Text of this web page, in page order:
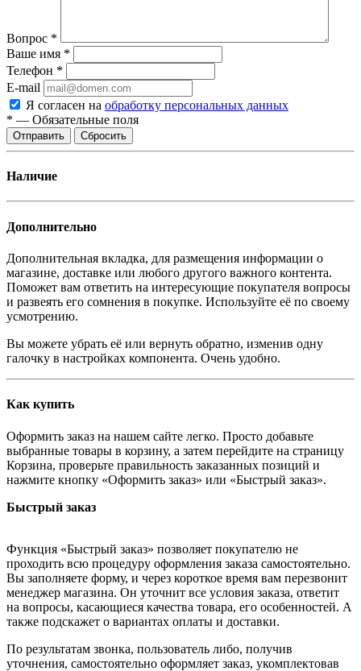
Вопрос *
Ваше имя *
Телефон *
E-mail
Я согласен на обработку персональных данных
* — Обязательные поля
Отправить Сбросить
Наличие
Дополнительно
Дополнительная вкладка, для размещения информации о
магазине, доставке или любого другого важного контента.
Поможет вам ответить на интересующие покупателя вопросы
и развеять его сомнения в покупке. Используйте её по своему
усмотрению.
Вы можете убрать её или вернуть обратно, изменив одну
галочку в настройках компонента. Очень удобно.
Как купить
Оформить заказ на нашем сайте легко. Просто добавьте
выбранные товары в корзину, а затем перейдите на страницу
Корзина, проверьте правильность заказанных позиций и
нажмите кнопку «Оформить заказ» или «Быстрый заказ».
Быстрый заказ
Функция «Быстрый заказ» позволяет покупателю не
проходить всю процедуру оформления заказа самостоятельно.
Вы заполняете форму, и через короткое время вам перезвонит
менеджер магазина. Он уточнит все условия заказа, ответит
на вопросы, касающиеся качества товара, его особенностей. А
также подскажет о вариантах оплаты и доставки.
По результатам звонка, пользователь либо, получив
уточнения, самостоятельно оформляет заказ, укомплектовав